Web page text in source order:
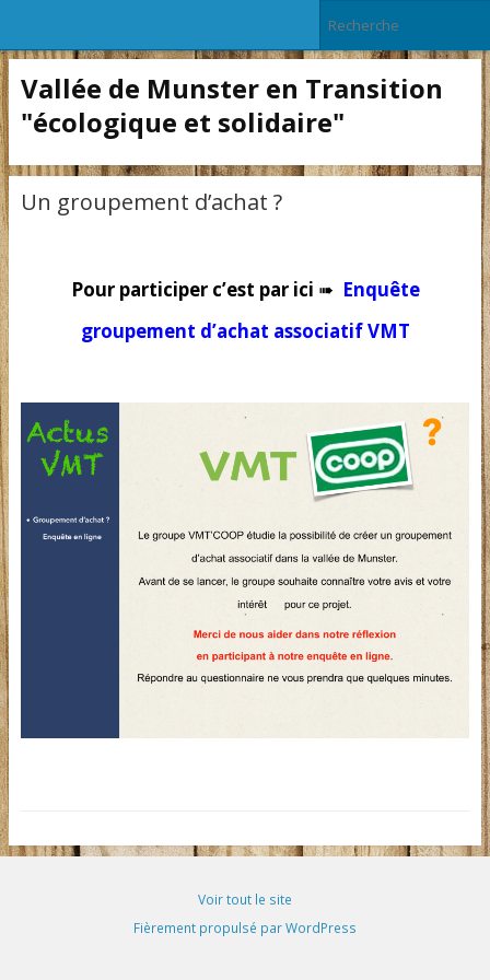
Vallée de Munster en Transition
"écologique et solidaire"
Un groupement d’achat ?
Pour participer c’est par ici ➠ Enquête
groupement d’achat associatif VMT
Voir tout le site
Fièrement propulsé par WordPress